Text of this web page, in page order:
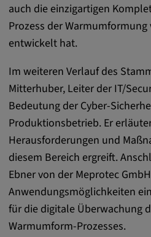
auch die einzigartigen
Prozess der
entwickelt hat.
Im weiteren Verlauf des
Mitterhuber, Leiter der IT/
Bedeutung der Cyber-
Produktionsbetrieb. Er
Herausforderungen und
diesem Bereich ergreift.
Ebner von der Meprotec
Anwendungsmöglichkeiten
für die digitale Überwachung
Warmumform-Prozesses.
Zweck:
Diese Cookies werden
eingebetteten
Verhaltens auf
und/oder der
Werbung.
Alle externe Medien
Externe Medien
Zweck: